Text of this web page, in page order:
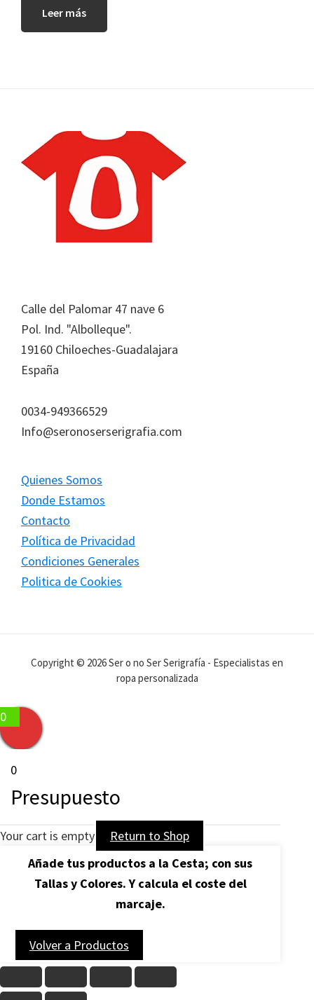
Leer más
Footer
Calle del Palomar 47 nave 6
Pol. Ind. "Albolleque".
19160 Chiloeches-Guadalajara
España
0034-949366529
Info@seronoserserigrafia.com
Quienes Somos
Donde Estamos
Contacto
Política de Privacidad
Condiciones Generales
Politica de Cookies
Copyright © 2026 Ser o no Ser Serigrafía - Especialistas en
ropa personalizada
0
0
Presupuesto
Your cart is empty
Return to Shop
Añade tus productos a la Cesta; con sus
Tallas y Colores. Y calcula el coste del
marcaje.
Volver a Productos